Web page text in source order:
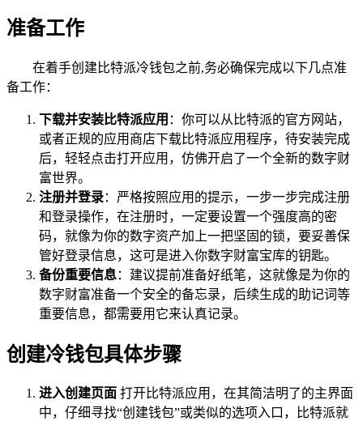
准备工作
在着手创建比特派冷钱包之前,务必确保完成以下几点准
备工作：
下载并安装比特派应用 ：你可以从比特派的官方网站，
或者正规的应用商店下载比特派应用程序，待安装完成
后，轻轻点击打开应用，仿佛开启了一个全新的数字财
富世界。
注册并登录：严格按照应用的提示，一步一步完成注册
和登录操作，在注册时，一定要设置一个强度高的密
码，就像为你的数字资产加上一把坚固的锁，要妥善保
管好登录信息，这可是进入你数字财富宝库的钥匙。
备份重要信息：建议提前准备好纸笔，这就像是为你的
数字财富准备一个安全的备忘录，后续生成的助记词等
重要信息，都需要用它来认真记录。
创建冷钱包具体步骤
进入创建页面 打开比特派应用，在其简洁明了的主界面
中，仔细寻找“创建钱包”或类似的选项入口，比特派就